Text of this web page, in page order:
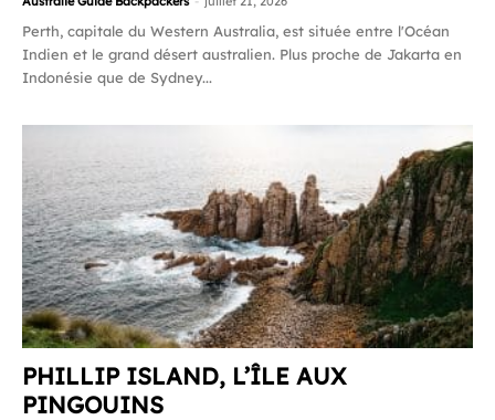
Perth, capitale du Western Australia, est située entre l'Océan
Indien et le grand désert australien. Plus proche de Jakarta en
Indonésie que de Sydney...
PHILLIP ISLAND, L’ÎLE AUX
PINGOUINS